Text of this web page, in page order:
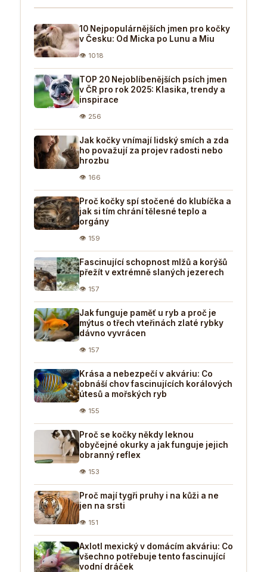
10 Nejpopulárnějších jmen pro kočky
v Česku: Od Micka po Lunu a Miu
👁 1018
TOP 20 Nejoblíbenějších psích jmen
v ČR pro rok 2025: Klasika, trendy a
inspirace
👁 256
Jak kočky vnímají lidský smích a zda
ho považují za projev radosti nebo
hrozbu
👁 166
Proč kočky spí stočené do klubíčka a
jak si tím chrání tělesné teplo a
orgány
👁 159
Fascinující schopnost mlžů a korýšů
přežít v extrémně slaných jezerech
👁 157
Jak funguje paměť u ryb a proč je
mýtus o třech vteřinách zlaté rybky
dávno vyvrácen
👁 157
Krása a nebezpečí v akváriu: Co
obnáší chov fascinujících korálových
útesů a mořských ryb
👁 155
Proč se kočky někdy leknou
obyčejné okurky a jak funguje jejich
obranný reflex
👁 153
Proč mají tygři pruhy i na kůži a ne
jen na srsti
👁 151
Axlotl mexický v domácím akváriu: Co
všechno potřebuje tento fascinující
vodní dráček